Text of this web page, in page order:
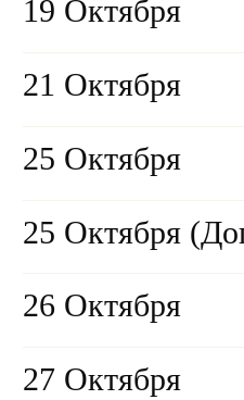
19 Октября
21 Октября
25 Октября
25 Октября
26 Октября
27 Октября